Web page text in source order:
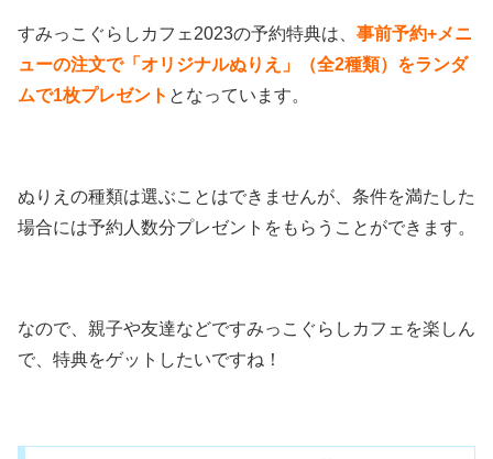
すみっこぐらしカフェ2023の予約特典は、 事前予約+メニ
ューの注文で「オリジナルぬりえ」（全2種類）をランダ
ムで1枚プレゼント となっています。
ぬりえの種類は選ぶことはできませんが、条件を満たした
場合には予約人数分プレゼントをもらうことができます。
なので、親子や友達などですみっこぐらしカフェを楽しん
で、特典をゲットしたいですね！